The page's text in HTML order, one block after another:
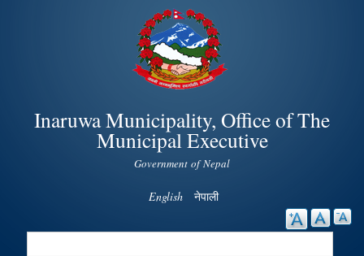
Skip to
main
content
Inaruwa Municipality, Office of The
Municipal Executive
Government of Nepal
English नेपाली
Search